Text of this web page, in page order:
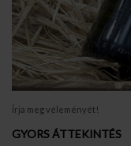
Írja meg véleményét!
GYORS ÁTTEKINTÉS